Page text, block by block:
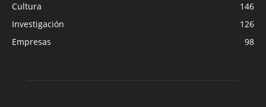
Cultura
146
Investigación
126
Empresas
98